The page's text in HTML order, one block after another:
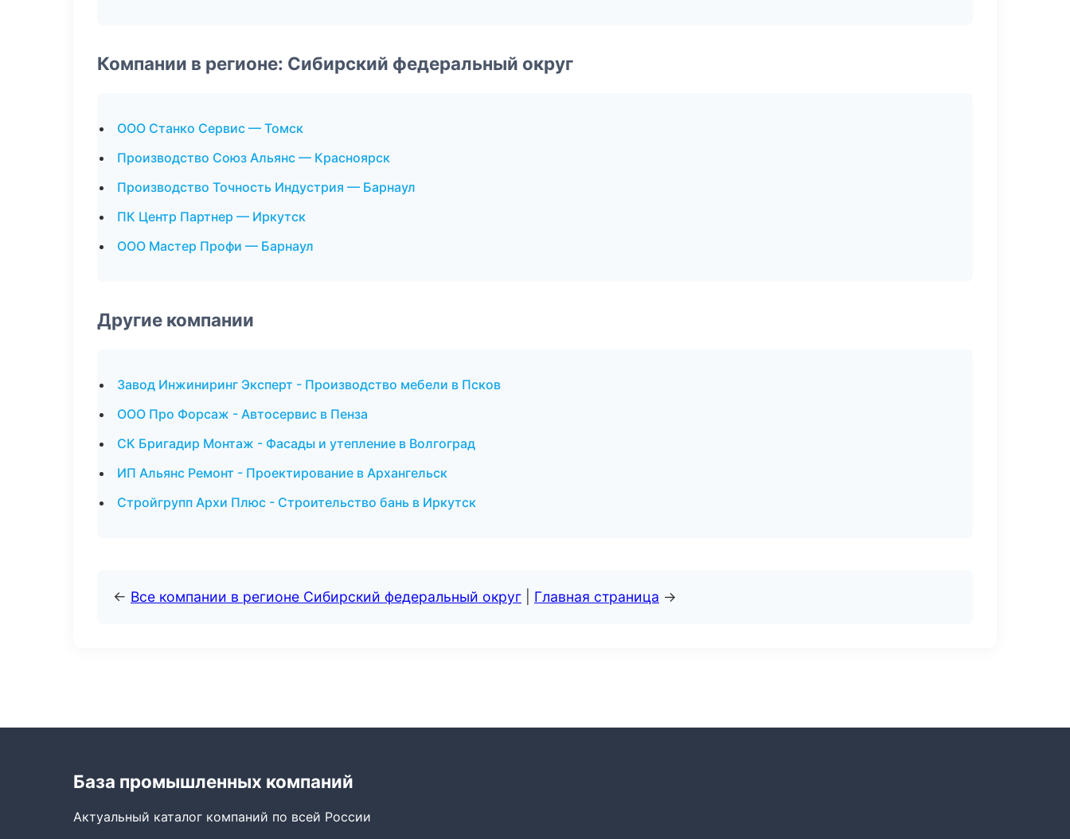
Компании в регионе: Сибирский федеральный округ
ООО Станко Сервис — Томск
Производство Союз Альянс — Красноярск
Производство Точность Индустрия — Барнаул
ПК Центр Партнер — Иркутск
ООО Мастер Профи — Барнаул
Другие компании
Завод Инжиниринг Эксперт - Производство мебели в Псков
ООО Про Форсаж - Автосервис в Пенза
СК Бригадир Монтаж - Фасады и утепление в Волгоград
ИП Альянс Ремонт - Проектирование в Архангельск
Стройгрупп Архи Плюс - Строительство бань в Иркутск
← Все компании в регионе Сибирский федеральный округ Главная страница →
База промышленных компаний
Актуальный каталог компаний по всей России